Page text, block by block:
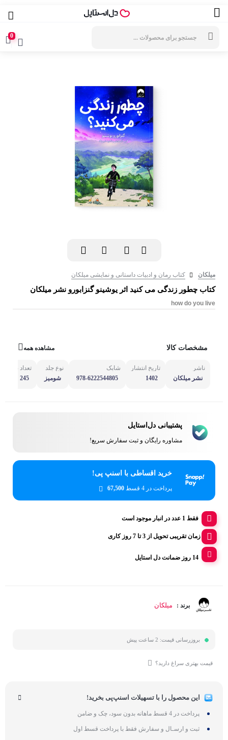
0
میلکان کتاب رمان و ادبیات داستانی و نمایشی میلکان
کتاب چطور زندگی می کنید اثر یوشینو گنزابورو نشر میلکان
how do you live
مشخصات کالا مشاهده همه
ناشر
نشر میلکان
تاریخ انتشار
1402
شابک
978-6222544805
نوع جلد
شومیز
تعداد صفحه
245
پشتیبانی دل‌استایل
مشاوره رایگان و ثبت سفارش سریع!
خرید اقساطی با اسنپ پی!
پرداخت در 4 قسط 67,500
فقط 1 عدد در انبار موجود است
زمان تقریبی تحویل از 3 تا 7 روز کاری
14 روز ضمانت دل استایل
برند : میلکان
بروزرسانی قیمت: 2 ساعت پیش
قیمت بهتری سراغ دارید؟
این محصول را با تسهیلات اسنپ‌پی بخرید!
پرداخت در 4 قسط ماهانه بدون سود، چک و ضامن
ثبت و ارسـال و سفارش فقط با پرداخت قسط اول